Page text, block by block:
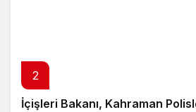
2
İçişleri Bakanı, Kahraman